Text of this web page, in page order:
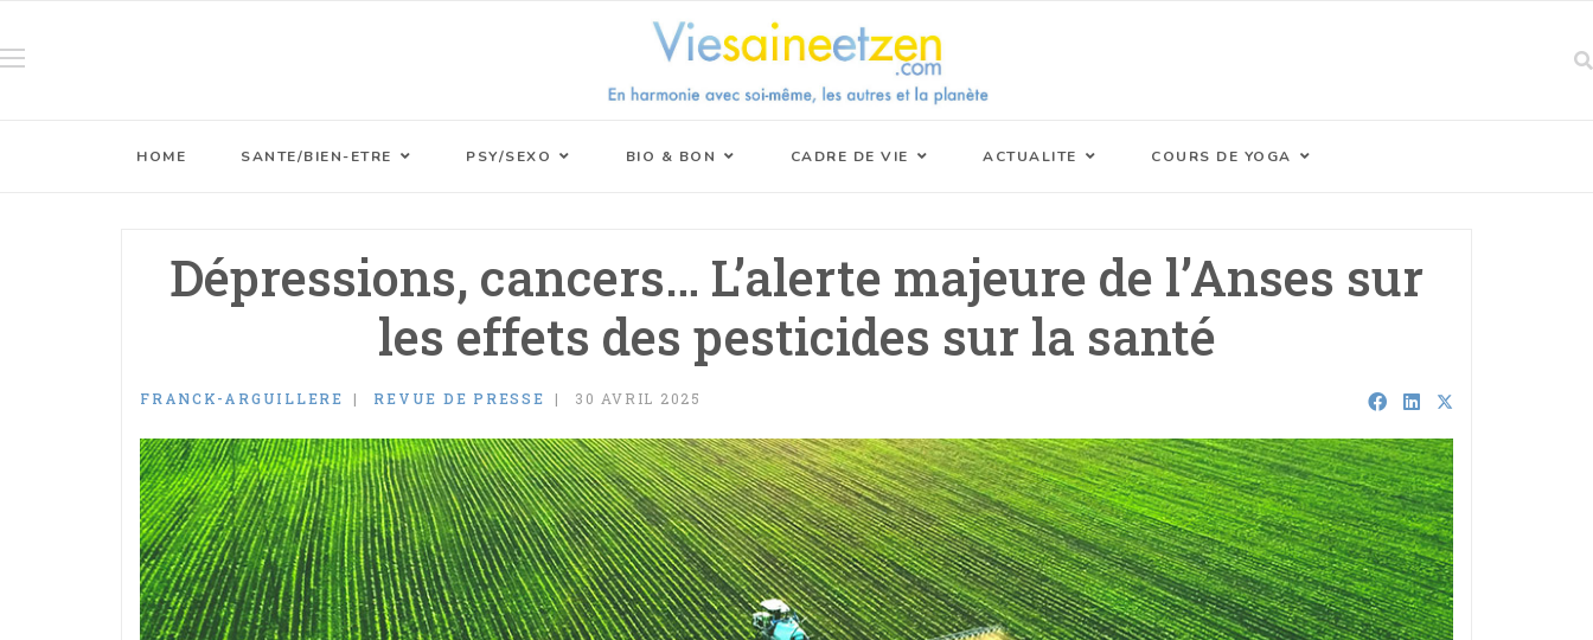
HOME SANTE/BIEN-ETRE PSY/SEXO BIO & BON CADRE DE VIE ACTUALITE COURS DE YOGA
Dépressions, cancers… L’alerte majeure de l’Anses sur
les effets des pesticides sur la santé
FRANCK-ARGUILLERE REVUE DE PRESSE 30 AVRIL 2025